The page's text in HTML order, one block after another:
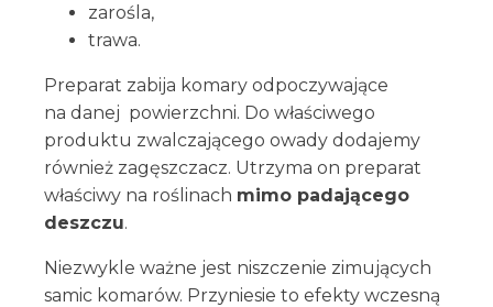
zarośla,
trawa.
Preparat zabija komary odpoczywające
na danej powierzchni. Do właściwego
produktu zwalczającego owady dodajemy
również zagęszczacz. Utrzyma on preparat
właściwy na roślinach mimo padającego
deszczu.
Niezwykle ważne jest niszczenie zimujących
samic komarów. Przyniesie to efekty wczesną